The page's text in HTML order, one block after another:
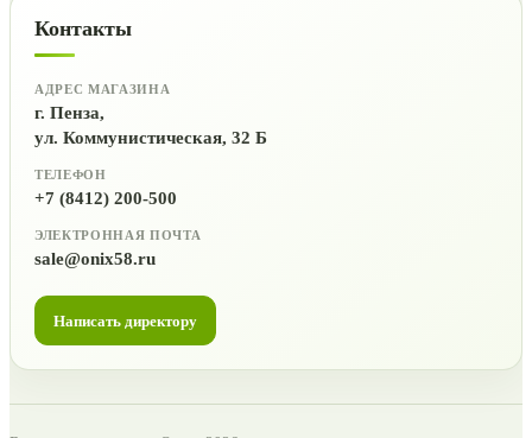
Контакты
АДРЕС МАГАЗИНА
г. Пенза,
ул. Коммунистическая, 32 Б
ТЕЛЕФОН
+7 (8412) 200-500
ЭЛЕКТРОННАЯ ПОЧТА
sale@onix58.ru
Написать директору